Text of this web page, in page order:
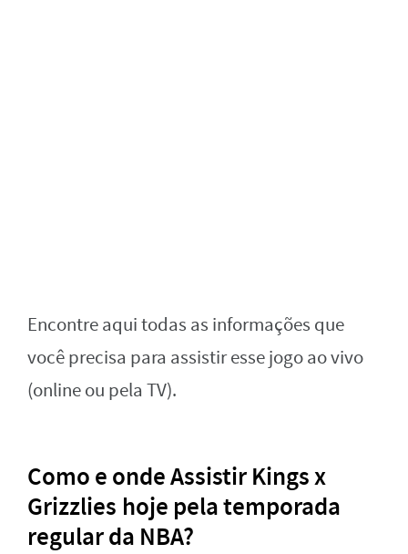
Encontre aqui todas as informações que
você precisa para assistir esse jogo ao vivo
(online ou pela TV).
Como e onde Assistir Kings x
Grizzlies hoje pela temporada
regular da NBA?